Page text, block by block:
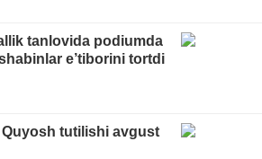
tanlovida podiumda
e’tiborini tortdi
Quyosh tutilishi avgust